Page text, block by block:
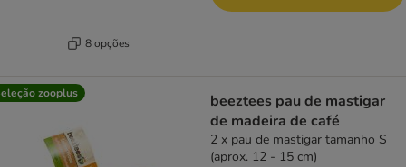
8 opções
zooplus
beeztees pau de mastigar
de madeira de café
2 x pau de mastigar tamanho S
(aprox. 12 - 15 cm)